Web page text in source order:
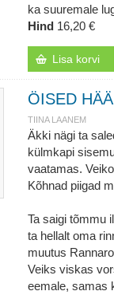
ka suuremale
Hind 16,20 €
Lisa korvi
ÖISED
TIINA LAANEM
Äkki nägi ta
külmkapi
vaatamas.
Kõhnad piigad
Ta saigi tõmmu
ta hellalt oma
muutus
Veiks viskas
eemale, samas